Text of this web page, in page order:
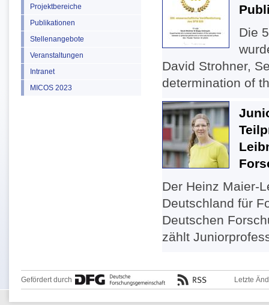
Projektbereiche
Publikationen
Stellenangebote
Veranstaltungen
Intranet
MICOS 2023
Die
David Strohner,
determination of
Der Heinz Maier-
Deutschland für
Deutschen
zählt
Gefördert durch Letzte